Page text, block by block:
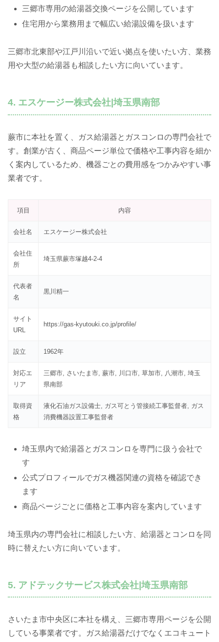
三郷市専用の給湯器交換ページを公開しています
住宅用から業務用まで幅広い給湯設備を扱います
三郷市北東部や江戸川沿いで近い拠点を使いたい方、業務
用や大型の給湯器も相談したい方に向いています。
4. エスケージー株式会社|埼玉県南部
蕨市に本社を置く、ガス給湯器とガスコンロの専門会社で
す。創業が古く、商品ページ単位で価格や工事内容を細か
く案内しているため、機器ごとの費用感をつかみやすい事
業者です。
項目 内容
会社名 エスケージー株式会社
会社住
所
埼玉県蕨市塚越4-2-4
代表者
名
黒川精一
サイト
URL
https://gas-kyutouki.co.jp/profile/
設立 1962年
対応エ
リア
三郷市, さいたま市, 蕨市, 川口市, 草加市, 八潮市, 埼玉
県南部
取得資
格
液化石油ガス設備士, ガス可とう管接続工事監督者, ガス
消費機器設置工事監督者
埼玉県内で給湯器とガスコンロを専門に扱う会社で
す
公式プロフィールでガス機器関連の資格を確認でき
ます
商品ページごとに価格と工事内容を案内しています
埼玉県内の専門会社に相談したい方、給湯器とコンロを同
時に替えたい方に向いています。
5. アドテックサービス株式会社|埼玉県南部
さいたま市中央区に本社を構え、三郷市専用ページを公開
している事業者です。ガス給湯器だけでなくエコキュート